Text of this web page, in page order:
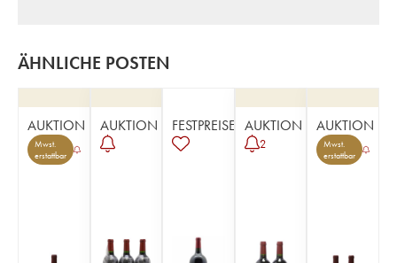
ÄHNLICHE POSTEN
AUKTION
Mwst.
erstattbar
AUKTION FESTPREISE AUKTION
2
AUKTION
Mwst.
erstattbar